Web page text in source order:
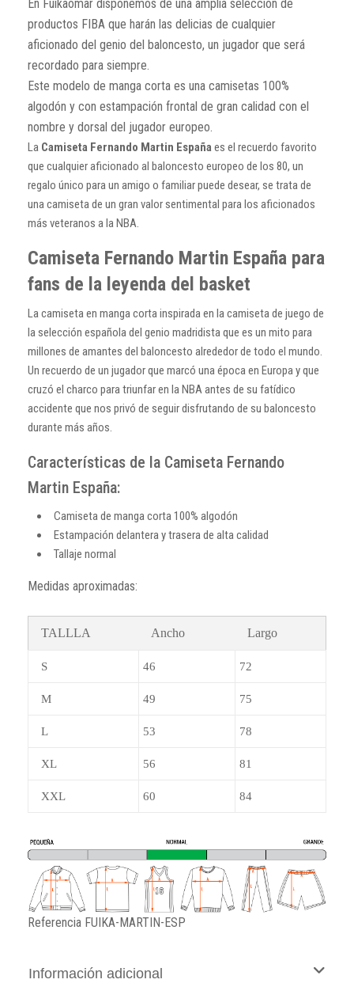
En Fuikaomar disponemos de una amplia selección de
productos FIBA que harán las delicias de cualquier
aficionado del genio del baloncesto, un jugador que será
recordado para siempre.
Este modelo de manga corta es una camisetas 100%
algodón y con estampación frontal de gran calidad con el
nombre y dorsal del jugador europeo.
La Camiseta Fernando Martin Españaes el recuerdo favorito
que cualquier aficionado al baloncesto europeo de los 80, un
regalo único para un amigo o familiar puede desear, se trata de
una camiseta de un gran valor sentimental para los aficionados
más veteranos a la NBA.
Camiseta Fernando Martin España para
fans de la leyenda del basket
La camiseta en manga corta inspirada en la camiseta de juego de
la selección española del genio madridista que es un mito para
millones de amantes del baloncesto alrededor de todo el mundo.
Un recuerdo de un jugador que marcó una época en Europa y que
cruzó el charco para triunfar en la NBA antes de su fatídico
accidente que nos privó de seguir disfrutando de su baloncesto
durante más años.
Características de la Camiseta Fernando
Martin España:
Camiseta de manga corta 100% algodón
Estampación delantera y trasera de alta calidad
Tallaje normal
Medidas aproximadas:
TALLLA Ancho Largo
S 46 72
M 49 75
L 53 78
XL 56 81
XXL 60 84
Referencia FUIKA-MARTIN-ESP
Información adicional